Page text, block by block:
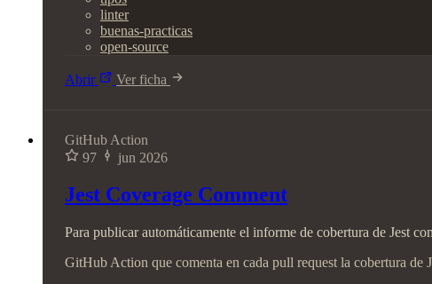
linter
buenas-practicas
open-source
Abrir Ver ficha
GitHub Action
97
jun 2026
Jest Coverage Comment
Para publicar automáticamente el informe de cobertura de Jest
GitHub Action que comenta en cada pull request la cobertura de